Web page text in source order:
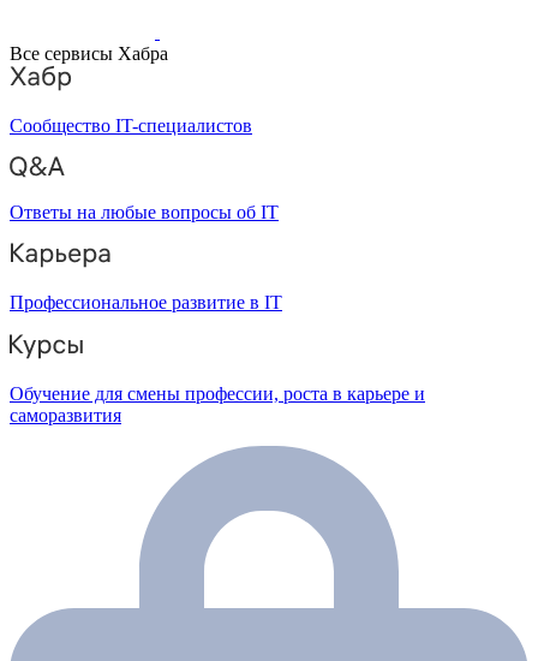
Все сервисы Хабра
Сообщество IT-специалистов
Ответы на любые вопросы об IT
Профессиональное развитие в IT
Обучение для смены профессии, роста в карьере и
саморазвития